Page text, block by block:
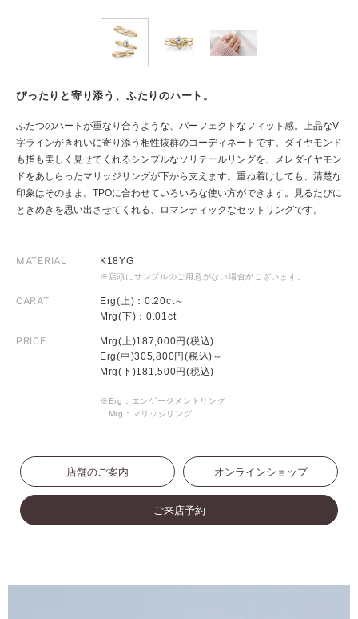
ぴったりと寄り添う、ふたりのハート。
ふたつのハートが重なり合うような、パーフェクトなフィット感。上品なV
字ラインがきれいに寄り添う相性抜群のコーディネートです。ダイヤモンド
も指も美しく見せてくれるシンプルなソリテールリングを、メレダイヤモン
ドをあしらったマリッジリングが下から支えます。重ね着けしても、清楚な
印象はそのまま。TPOに合わせていろいろな使い方ができます。見るたびに
ときめきを思い出させてくれる、ロマンティックなセットリングです。
MATERIAL K18YG
※店頭にサンプルのご用意がない場合がございます。
CARAT
Erg(上)：0.20ct～
Mrg(下)：0.01ct
PRICE
Mrg(上)187,000円(税込)
Erg(中)305,800円(税込)～
Mrg(下)181,500円(税込)
※Erg：エンゲージメントリング
Mrg：マリッジリング
店舗のご案内 オンラインショップ
ご来店予約